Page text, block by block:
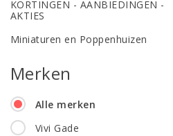
KORTINGEN - AANBIEDINGEN -
AKTIES
Miniaturen en Poppenhuizen
Merken
Alle merken
Vivi Gade